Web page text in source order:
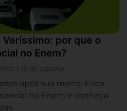
por que o
no Enem?
| 18 de agosto
após sua morte, Erico
no Enem e conheça